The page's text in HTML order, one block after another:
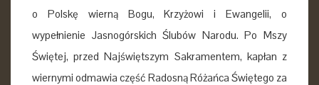
o Polskę wierną Bogu, Krzyżowi i Ewangelii, o
wypełnienie Jasnogórskich Ślubów Narodu. Po Mszy
Świętej, przed Najświętszym Sakramentem, kapłan z
wiernymi odmawia część Radosną Różańca Świętego za